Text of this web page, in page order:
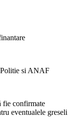
Politie si ANAF
fie confirmate
eventualele greseli